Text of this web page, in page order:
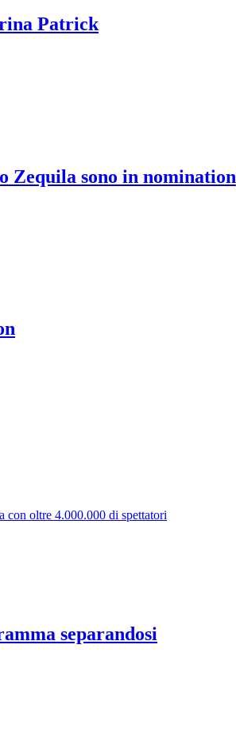
Patrick
Zequila sono in nomination
con oltre 4.000.000 di spettatori
separandosi